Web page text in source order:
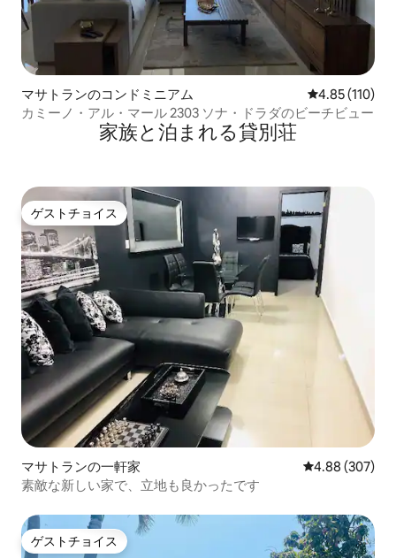
マサトランのコンドミニアム レビュー110
4.85 (110)
カミーノ・アル・マール 2303 ソナ・ドラダのビーチビュー
家族と泊まれる貸別荘
ゲストチョイス
ゲストチョイス
マサトランの一軒家 レビュー307
4.88 (307)
素敵な新しい家で、立地も良かったです
ゲストチョイス
ゲストチョイス